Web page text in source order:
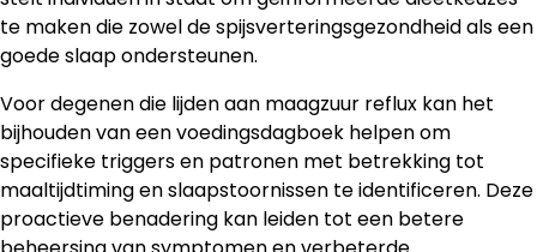
te maken die zowel de spijsverteringsgezondheid als een
goede slaap ondersteunen.
Voor degenen die lijden aan maagzuur reflux kan het
bijhouden van een voedingsdagboek helpen om
specifieke triggers en patronen met betrekking tot
maaltijdtiming en slaapstoornissen te identificeren. Deze
proactieve benadering kan leiden tot een betere